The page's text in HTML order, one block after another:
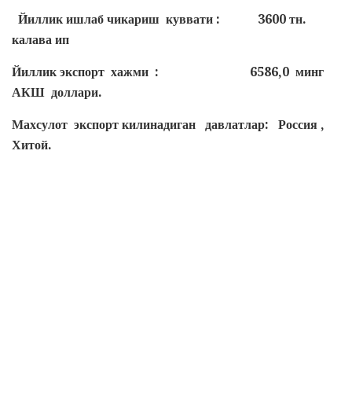
Йиллик ишлаб чикариш куввати : 3600 тн.
калава ип
Йиллик экспорт хажми : 6586,0 минг
АКШ доллари.
Махсулот экспорт килинадиган давлатлар: Россия ,
Хитой.